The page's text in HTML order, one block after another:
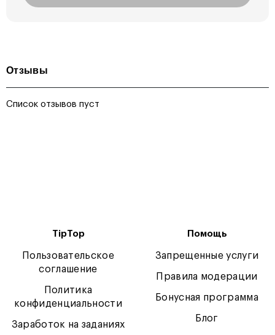
Отзывы
Список отзывов пуст
TipTop
Пользовательское
соглашение
Политика
конфиденциальности
Заработок на заданиях
Помощь
Запрещенные услуги
Правила модерации
Бонусная программа
Блог